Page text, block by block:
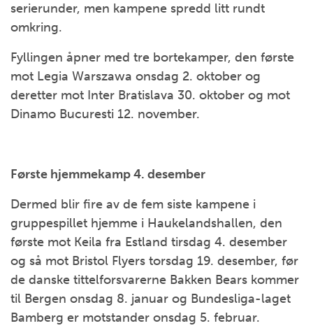
serierunder, men kampene spredd litt rundt
omkring.
Fyllingen åpner med tre bortekamper, den første
mot Legia Warszawa onsdag 2. oktober og
deretter mot Inter Bratislava 30. oktober og mot
Dinamo Bucuresti 12. november.
Første hjemmekamp 4. desember
Dermed blir fire av de fem siste kampene i
gruppespillet hjemme i Haukelandshallen, den
første mot Keila fra Estland tirsdag 4. desember
og så mot Bristol Flyers torsdag 19. desember, før
de danske tittelforsvarerne Bakken Bears kommer
til Bergen onsdag 8. januar og Bundesliga-laget
Bamberg er motstander onsdag 5. februar.